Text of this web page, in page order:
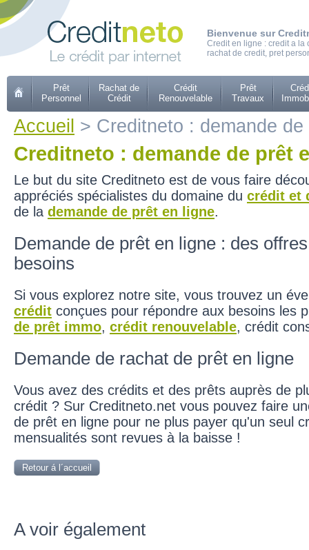
Bienvenue sur
Credit en ligne : credit a la
rachat de credit, pret
Prêt
Personnel
Rachat de
Crédit
Crédit
Renouvelable
Prêt
Travaux
Accueil > Creditneto : demande
Creditneto : demande de prêt
Le but du site Creditneto est de vous faire
appréciés spécialistes du domaine du crédit et
de la demande de prêt en ligne.
Demande de prêt en ligne : des
besoins
Si vous explorez notre site, vous trouvez un
crédit conçues pour répondre aux besoins les
de prêt immo, crédit renouvelable, crédit
Demande de rachat de prêt en ligne
Vous avez des crédits et des prêts auprès de
crédit ? Sur Creditneto.net vous pouvez faire
de prêt en ligne pour ne plus payer qu'un seul
mensualités sont revues à la baisse !
Retour á l´accueil
A voir également